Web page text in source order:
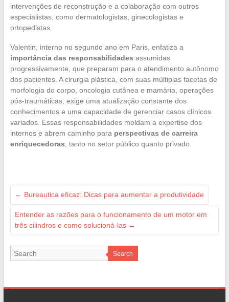
intervenções de reconstrução e a colaboração com outros
especialistas, como dermatologistas, ginecologistas e
ortopedistas.
Valentin, interno no segundo ano em Paris, enfatiza a
importância das responsabilidades assumidas
progressivamente, que preparam para o atendimento autônomo
dos pacientes. A cirurgia plástica, com suas múltiplas facetas de
morfologia do corpo, oncologia cutânea e mamária, operações
pós-traumáticas, exige uma atualização constante dos
conhecimentos e uma capacidade de gerenciar casos clínicos
variados. Essas responsabilidades moldam a expertise dos
internos e abrem caminho para perspectivas de carreira
enriquecedoras , tanto no setor público quanto privado.
← Bureautica eficaz: Dicas para aumentar a produtividade
Entender as razões para o funcionamento de um motor em
três cilindros e como solucioná-las →
Search